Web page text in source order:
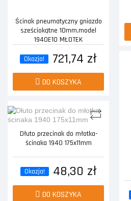
Ścinak pneumatyczny gniazdo
sześciokątne 10mm,model
1940E10 MŁOTEK
Okazja! 721,74 zł
DO KOSZYKA
Dłuto przecinak do młotka-
ścinaka 1940 175x11mm
Okazja! 48,30 zł
DO KOSZYKA